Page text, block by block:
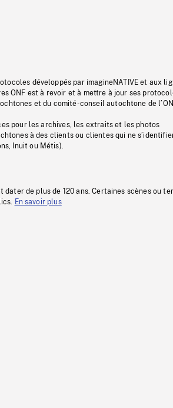
développés par imagineNATIVE et aux
ONF est à revoir et à mettre à jour ses
et du comité-conseil autochtone de
pour les archives, les extraits et les photos
à des clients ou clientes qui ne
Inuit ou Métis).
de plus de 120 ans. Certaines scènes ou
En savoir plus